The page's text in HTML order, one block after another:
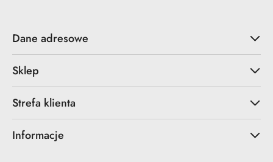
Dane adresowe
Sklep
Strefa klienta
Informacje